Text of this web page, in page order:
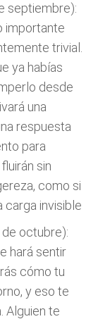
septiembre):
importante
trivial.
ya habías
desde
una
respuesta
para
sin
como si
carga invisible
octubre):
hará sentir
cómo tu
y eso te
Alguien te